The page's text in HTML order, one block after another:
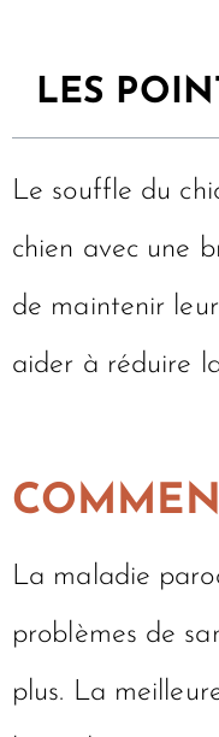
LES
Le souffle du
chien avec une
de maintenir
aider à réduire
La maladie
problèmes de
plus. La